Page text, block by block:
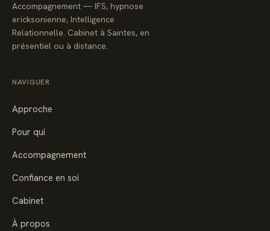
Accompagnement — IFS, hypnose
ericksonienne, Intelligence
Relationnelle. Cabinet à Saintes, en
présentiel ou à distance.
NAVIGUER
Approche
Pour qui
Accompagnement
Confiance en soi
Cabinet
À propos